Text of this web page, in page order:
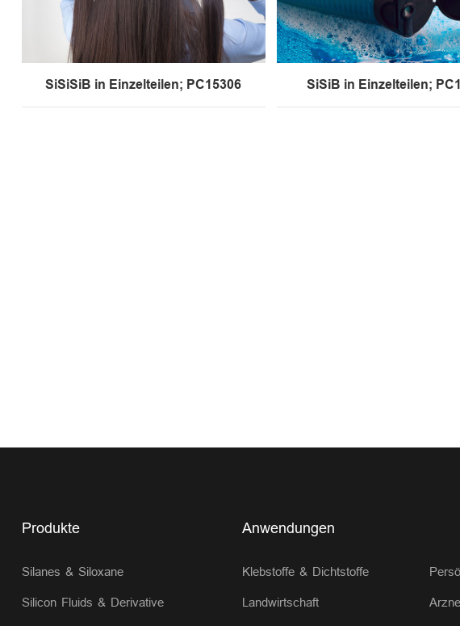
SiSiSiB in Einzelteilen; PC15306 SiSiB in Einzelteilen;
Produkte
Silanes & Siloxane
Silicon Fluids & Derivative
Anwendungen
Klebstoffe & Dichtstoffe
Landwirtschaft